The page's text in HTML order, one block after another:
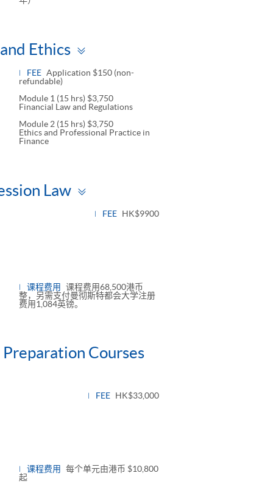
Ethics
panel
FEE Application $150 (non-
refundable)
Module 1 (15 hrs) $3,750
Financial Law and Regulations
Module 2 (15 hrs) $3,750
Ethics and Professional Practice in
Finance
Law
panel
FEE HK$9900
课程费用
课程费用68,500港币
整，另需支付曼彻斯特都会大学注册
费用1,084英镑。
Courses
FEE HK$33,000
课程费用
每个单元由港币 $10,800
起